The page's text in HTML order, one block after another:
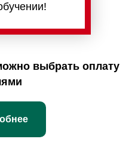
выбрать оплату